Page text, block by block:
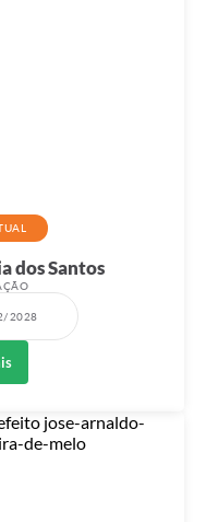
dos Santos
2028